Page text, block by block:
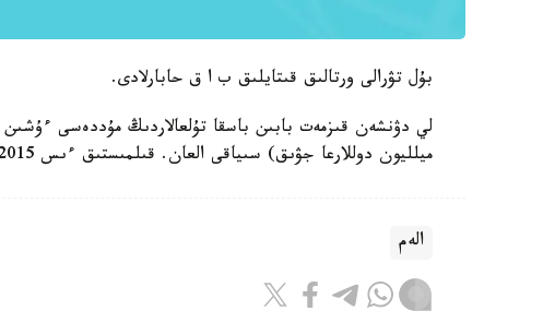
بۇل تۋرالى ورتالىق قىتايلىق ب ا ق حابارلادى.
ميلليون دوللارعا جۋىق) سىياقى العان. قىلمىستىق ءىس 2015-جىلعى تامىزدا باستالدى.
الەم